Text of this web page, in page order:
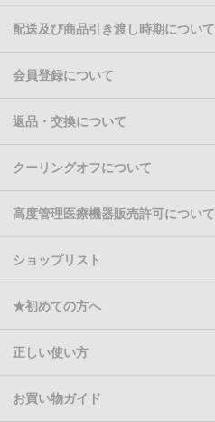
配送及び商品引き渡し時期について
会員登録について
返品・交換について
クーリングオフについて
高度管理医療機器販売許可について
ショップリスト
★初めての方へ
正しい使い方
お買い物ガイド